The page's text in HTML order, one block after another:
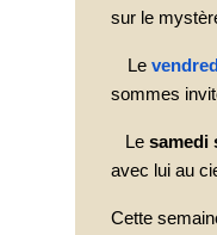
sur le
Le
sommes
Le samedi
avec lui au
Cette